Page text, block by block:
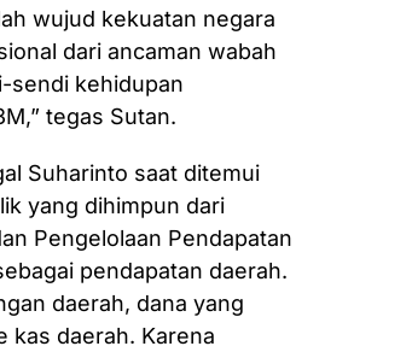
wujud kekuatan negara
dari ancaman wabah
sendi kehidupan
tegas Sutan.
Suharinto saat ditemui
yang dihimpun dari
Pengelolaan Pendapatan
pendapatan daerah.
daerah, dana yang
kas daerah. Karena